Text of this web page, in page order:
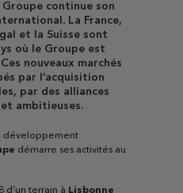
continue son
La France,
et la Suisse sont
où le Groupe est
nouveaux marchés
par l’acquisition
par des alliances
ambitieuses.
développement
démarre ses activités au
d’un terrain à Lisbonne